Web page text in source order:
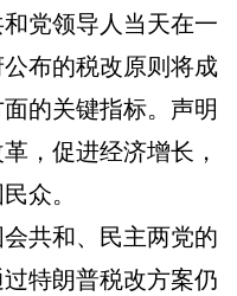
党领导人当天在一
布的税改原则将成
的关键指标。声明
，促进经济增长，
众。
共和、民主两党的
特朗普税改方案仍